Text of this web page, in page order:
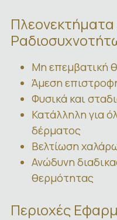
Μη επεμβατική
Άμεση
Φυσικά και
Κατάλληλη για
δέρματος
Βελτίωση
Ανώδυνη
θερμότητας
Περιοχές